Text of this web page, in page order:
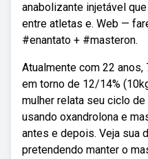
anabolizante injetável
entre atletas e. Web —
#enantato + #masteron.
Atualmente com 22
em torno de 12/14%
mulher relata seu ciclo
usando oxandrolona e
antes e depois. Veja sua
pretendendo manter o